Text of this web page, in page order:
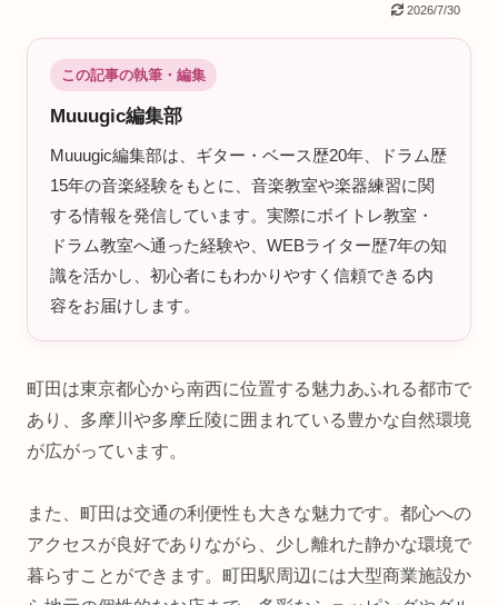
2026/7/30
この記事の執筆・編集
Muuugic編集部
Muuugic編集部は、ギター・ベース歴20年、ドラム歴
15年の音楽経験をもとに、音楽教室や楽器練習に関
する情報を発信しています。実際にボイトレ教室・
ドラム教室へ通った経験や、WEBライター歴7年の知
識を活かし、初心者にもわかりやすく信頼できる内
容をお届けします。
町田は東京都心から南西に位置する魅力あふれる都市で
あり、多摩川や多摩丘陵に囲まれている豊かな自然環境
が広がっています。
また、町田は交通の利便性も大きな魅力です。都心への
アクセスが良好でありながら、少し離れた静かな環境で
暮らすことができます。町田駅周辺には大型商業施設か